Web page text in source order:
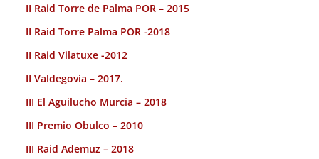
II Raid Torre de Palma POR – 2015
II Raid Torre Palma POR -2018
II Raid Vilatuxe -2012
II Valdegovia – 2017.
III El Aguilucho Murcia – 2018
III Premio Obulco – 2010
III Raid Ademuz – 2018